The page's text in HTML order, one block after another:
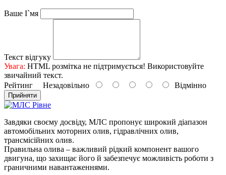
Ваше І`мя
Текст відгуку
Увага: HTML розмітка не підтримується! Використовуйте
звичайний текст.
Рейтинг Незадовільно Відмінно
Прийняти
Завдяки своєму досвіду, МЛС пропонує широкий діапазон
автомобільних моторних олив, гідравлічних олив,
трансмісійних олив.
Правильна олива – важливий рідкий компонент вашого
двигуна, що захищає його й забезпечує можливість роботи з
граничними навантаженнями.